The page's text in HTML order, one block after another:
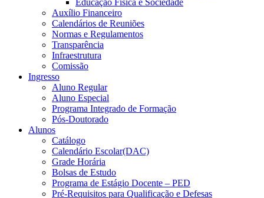
Educação Física e Sociedade
Auxílio Financeiro
Calendários de Reuniões
Normas e Regulamentos
Transparência
Infraestrutura
Comissão
Ingresso
Aluno Regular
Aluno Especial
Programa Integrado de Formação
Pós-Doutorado
Alunos
Catálogo
Calendário Escolar(DAC)
Grade Horária
Bolsas de Estudo
Programa de Estágio Docente – PED
Pré-Requisitos para Qualificação e Defesas